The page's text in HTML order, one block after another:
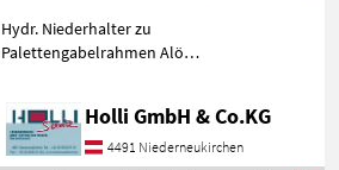
Hydr. Niederhalter zu
Palettengabelrahmen Alö
stroje príveskového
čelného nakladača
Holli GmbH & Co.KG
4491 Niederneukirchen